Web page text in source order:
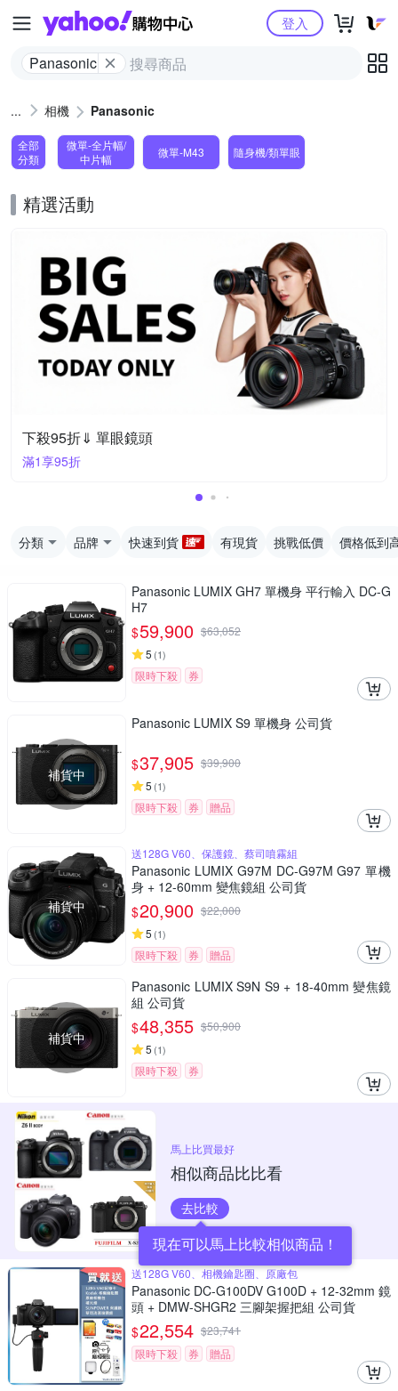
Yahoo購物中心
Panasonic
登入
相機 Panasonic
全部
分類
微單-全片幅/
中片幅
微單-M43 隨身機/類單眼
精選活動
下殺95折⇓ 單眼鏡頭
滿1享95折
分類 品牌 快速到貨 有現貨 挑戰低價 價格低到
Panasonic LUMIX GH7 單機身 平行輸入 DC-G
H7
$59,900 $63,052
5 (1)
限時下殺 券
補貨中
Panasonic LUMIX S9 單機身 公司貨
$37,905 $39,900
5 (1)
限時下殺 券 贈品
補貨中
送128G V60、保護鏡、蔡司噴霧組
Panasonic LUMIX G97M DC-G97M G97 單機
身 + 12-60mm 變焦鏡組 公司貨
$20,900 $22,000
5 (1)
限時下殺 券 贈品
補貨中
Panasonic LUMIX S9N S9 + 18-40mm 變焦鏡
組 公司貨
$48,355 $50,900
5 (1)
限時下殺 券
馬上比買最好
相似商品比比看
去比較
現在可以馬上比較相似商品！
送128G V60、相機鑰匙圈、原廠包
Panasonic DC-G100DV G100D + 12-32mm 鏡
頭 + DMW-SHGR2 三腳架握把組 公司貨
$22,554 $23,741
限時下殺
券 贈品